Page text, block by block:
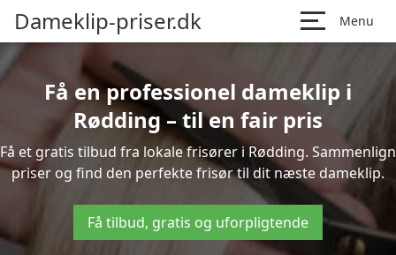
Dameklip-priser.dk Menu
Få en professionel dameklip i
Rødding – til en fair pris
Få et gratis tilbud fra lokale frisører i Rødding. Sammenlign
priser og find den perfekte frisør til dit næste dameklip.
Få tilbud, gratis og uforpligtende